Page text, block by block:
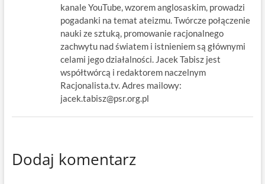
kanale YouTube, wzorem anglosaskim, prowadzi
pogadanki na temat ateizmu. Twórcze połączenie
nauki ze sztuką, promowanie racjonalnego
zachwytu nad światem i istnieniem są głównymi
celami jego działalności. Jacek Tabisz jest
współtwórcą i redaktorem naczelnym
Racjonalista.tv. Adres mailowy:
jacek.tabisz@psr.org.pl
Dodaj komentarz